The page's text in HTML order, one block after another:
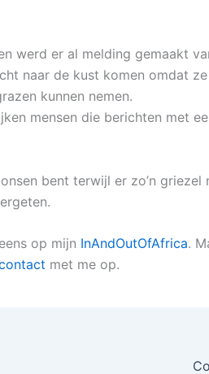
werd er al melding gemaakt
naar de kust komen omdat
kunnen nemen.
mensen die berichten met
bent terwijl er zo’n griezel
op mijn InAndOutOfAfrica.
met me op.